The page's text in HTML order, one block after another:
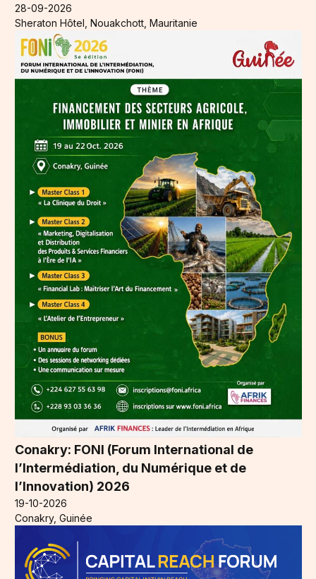
28-09-2026
Sheraton Hôtel, Nouakchott, Mauritanie
Conakry: FONI (Forum International de
l’Intermédiation, du Numérique et de
l’Innovation) 2026
19-10-2026
Conakry, Guinée